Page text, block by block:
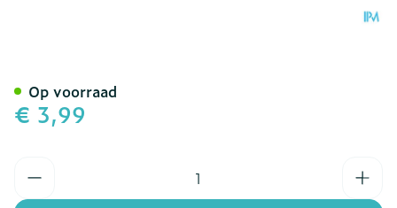
€ 3,99
Op voorraad